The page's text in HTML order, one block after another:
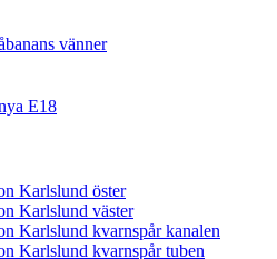
vänner
E18
Karlslund öster
Karlslund väster
Karlslund kvarnspår kanalen
Karlslund kvarnspår tuben